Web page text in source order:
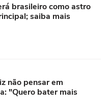
brasileiro como astro
saiba mais
não pensar em
"Quero bater mais